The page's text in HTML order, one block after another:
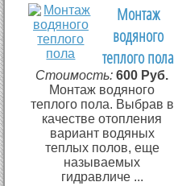
Монтаж
водяного
теплого пола
Стоимость:600 Руб.
Монтаж водяного
теплого пола. Выбрав в
качестве отопления
вариант водяных
теплых полов, еще
называемых
гидравличе ...